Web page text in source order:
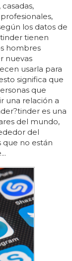
los datos de
tienen
hombres
nuevas
usarla para
significa que
que
una relación a
es una
del mundo,
del
que no están